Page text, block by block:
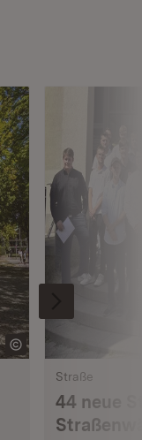
Straße
44 neue